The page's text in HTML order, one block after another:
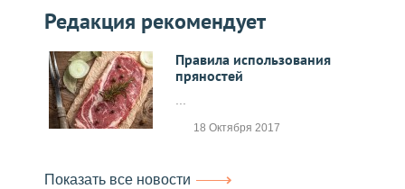
Редакция рекомендует
Правила использования
пряностей
...
18 Октября 2017
Показать все новости